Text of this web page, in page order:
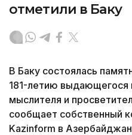
отметили в Баку
В Баку состоялась
181-летию выдающегося
мыслителя и
сообщает собственный
Kazinform в